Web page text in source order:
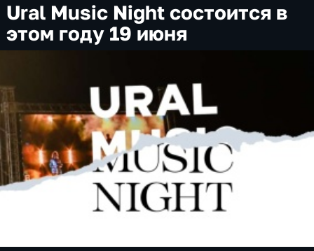
Ural Music Night состоится в
этом году 19 июня